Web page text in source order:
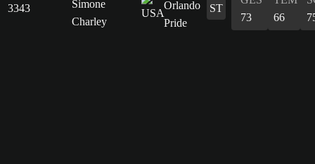
3343
Simone
Charley
ST
73
66